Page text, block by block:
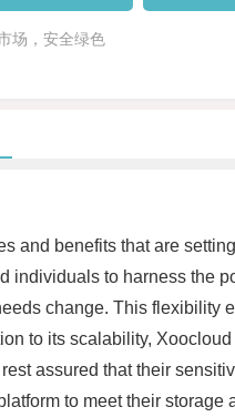
场，安全绿色
benefits that are
to harness the
change. This flexibility
to its scalability,
assured that their
to meet their